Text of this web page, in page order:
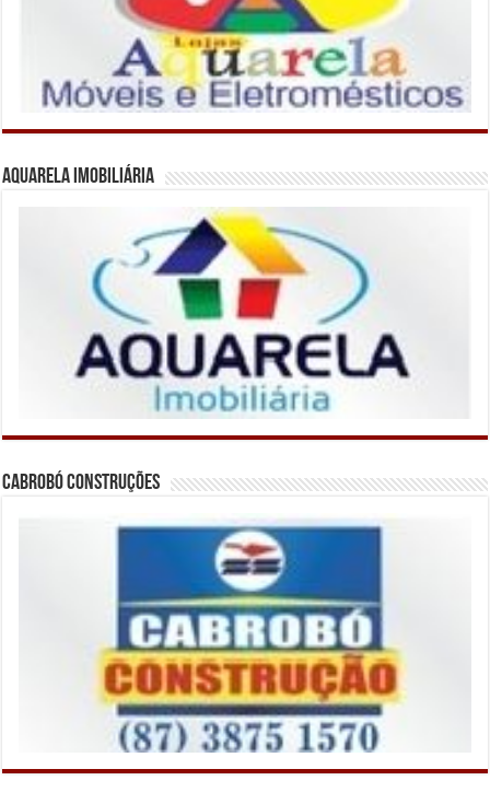
Aquarela Imobiliária
Cabrobó Construções